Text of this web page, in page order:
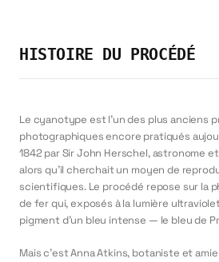
HISTOIRE DU PROCÉDÉ
Le cyanotype est l'un des plus anciens
photographiques encore pratiqués
1842 par Sir John Herschel, astronome
alors qu'il cherchait un moyen de
scientifiques. Le procédé repose sur la
de fer qui, exposés à la lumière
pigment d'un bleu intense — le bleu de
Mais c'est Anna Atkins, botaniste et